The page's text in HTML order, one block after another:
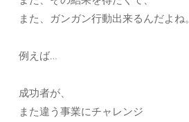
また、ガンガン行動出来るんだよね。
例えば…
成功者が、
また違う事業にチャレンジ